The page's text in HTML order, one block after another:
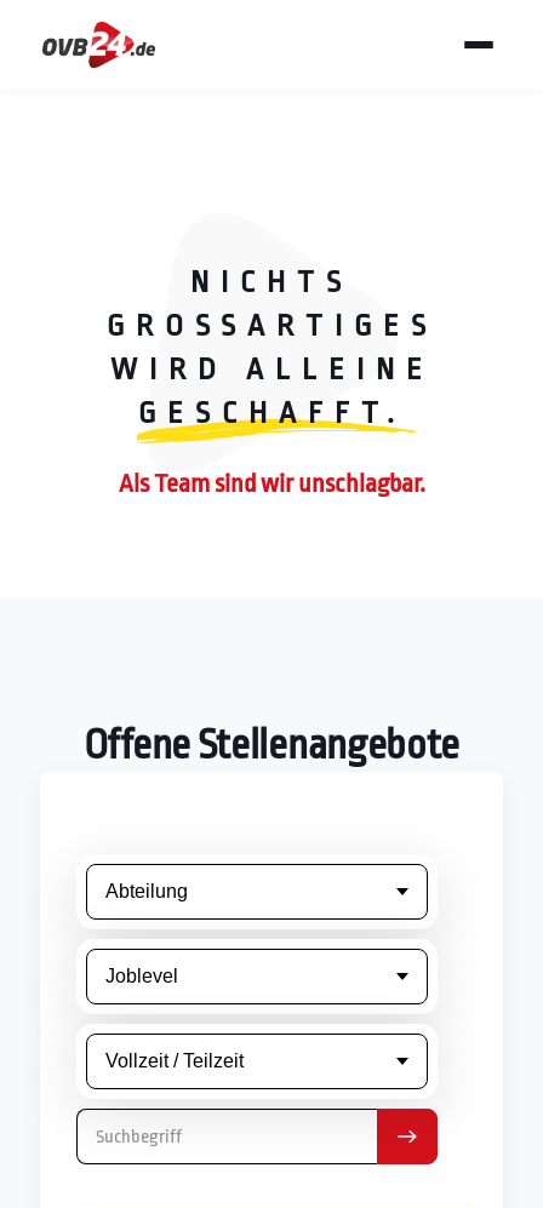
NICHTS
GROSSARTIGES
WIRD ALLEINE
GESCHAFFT.
Als Team sind wir unschlagbar.
Offene Stellenangebote
Abteilung
Joblevel
Vollzeit / Teilzeit